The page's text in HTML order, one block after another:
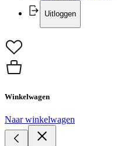
Uitloggen
Winkelwagen
Naar winkelwagen